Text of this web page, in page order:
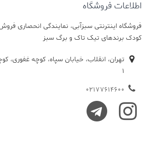
اطلاعات فروشگاه
فروشگاه اینترنتی سبزآبی، نمایندگی انحصاری
کودک برندهای تیک تاک و برگ سبز
1
02177614600